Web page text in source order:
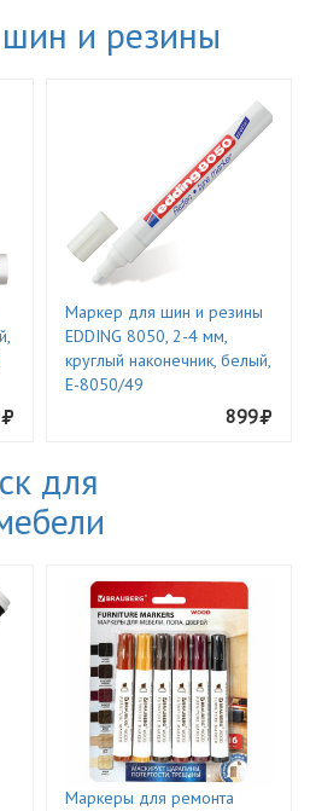
и резины
Маркер для шин и резины
EDDING 8050, 2-4 мм,
круглый наконечник, белый,
E-8050/49
899
для
Маркеры для ремонта